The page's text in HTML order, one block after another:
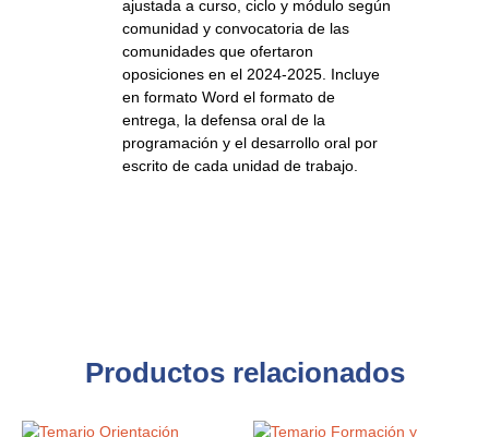
ajustada a curso, ciclo y módulo según
comunidad y convocatoria de las
comunidades que ofertaron
oposiciones en el 2024-2025. Incluye
en formato Word el formato de
entrega, la defensa oral de la
programación y el desarrollo oral por
escrito de cada unidad de trabajo.
Productos relacionados